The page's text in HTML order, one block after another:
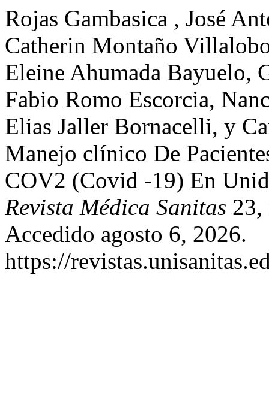
Rojas Gambasica , José
Catherin Montaño
Eleine Ahumada Bayuelo,
Fabio Romo Escorcia,
Elias Jaller Bornacelli, y
Manejo clínico De
COV2 (Covid -19) En
Revista Médica Sanitas 23,
Accedido agosto 6, 2026.
https://